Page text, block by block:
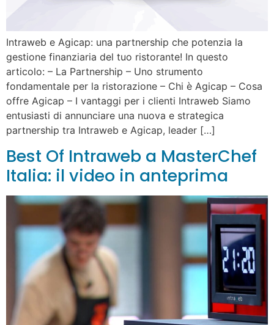
Intraweb e Agicap: una partnership che potenzia la
gestione finanziaria del tuo ristorante! In questo
articolo: – La Partnership – Uno strumento
fondamentale per la ristorazione – Chi è Agicap – Cosa
offre Agicap – I vantaggi per i clienti Intraweb Siamo
entusiasti di annunciare una nuova e strategica
partnership tra Intraweb e Agicap, leader […]
Best Of Intraweb a MasterChef
Italia: il video in anteprima